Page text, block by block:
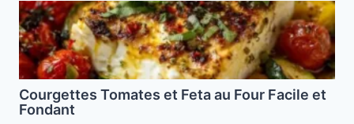
Courgettes Tomates et Feta au Four Facile et
Fondant